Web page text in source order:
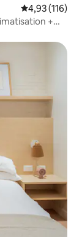
Évaluation
4,93 (116)
+